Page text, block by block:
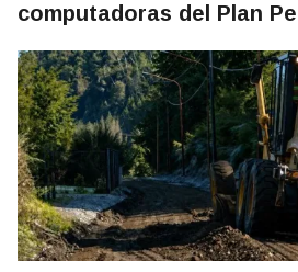
computadoras del Plan